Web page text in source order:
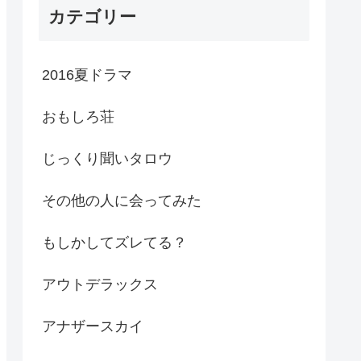
カテゴリー
2016夏ドラマ
おもしろ荘
じっくり聞いタロウ
その他の人に会ってみた
もしかしてズレてる？
アウトデラックス
アナザースカイ